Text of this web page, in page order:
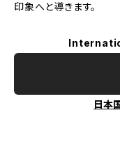
印象へと導きます。
日本